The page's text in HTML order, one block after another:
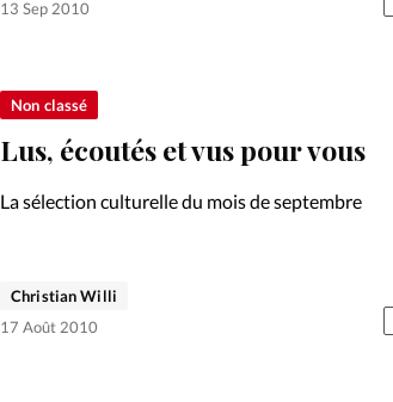
13 Sep 2010
Non classé
Lus, écoutés et vus pour vous
La sélection culturelle du mois de septembre
Christian Willi
17 Août 2010